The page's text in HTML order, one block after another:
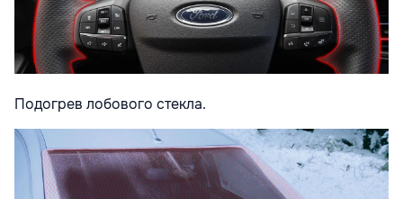
Подогрев лобового стекла.